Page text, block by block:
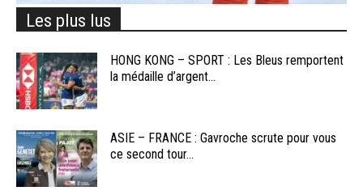
Les plus lus
HONG KONG – SPORT : Les Bleus remportent
la médaille d’argent...
ASIE – FRANCE : Gavroche scrute pour vous
ce second tour...